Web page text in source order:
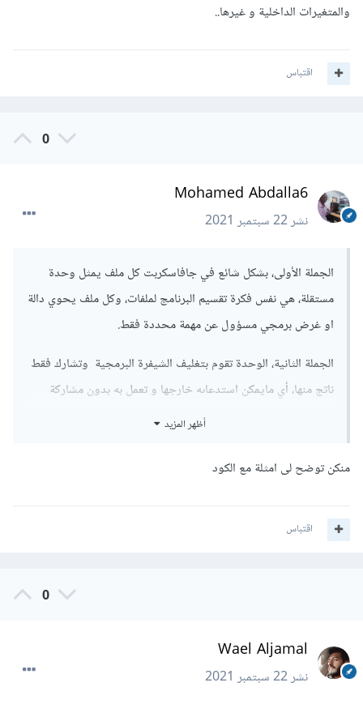
والمتغيرات الداخلية و غيرها..
اقتباس
0
Mohamed Abdalla6
نشر22 سبتمبر 2021
الجملة الأولى، بشكل شائع في جافاسكربت كل ملف يمثل وحدة
مستقلة، هي نفس فكرة تقسيم البرنامج لملفات، وكل ملف يحوي دالة
او غرض برمجي مسؤول عن مهمة محددة فقط.
الجملة الثانية، الوحدة تقوم بتغليف الشيفرة البرمجية وتشارك فقط
ناتج منها، أي مايمكن استدعاىه خارجها و تعمل به بدون مشاركة
التفاصيل والمتغيرات الداخلية و غيرها..
أظهر المزيد
منكن توضح لى امثلة مع الكود
اقتباس
0
Wael Aljamal
نشر22 سبتمبر 2021